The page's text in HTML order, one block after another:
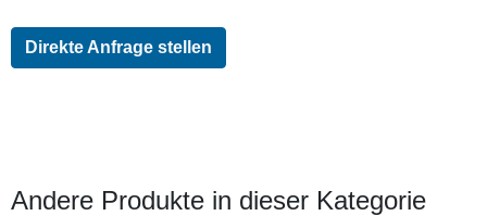
Direkte Anfrage stellen
Andere Produkte in dieser Kategorie